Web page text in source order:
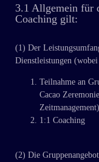
3.1 Allgemein für
Coaching gilt:
(1) Der
Dienstleistungen
Teilnahme an
Cacao
Zeitmanagement)
1:1 Coaching
(2) Die